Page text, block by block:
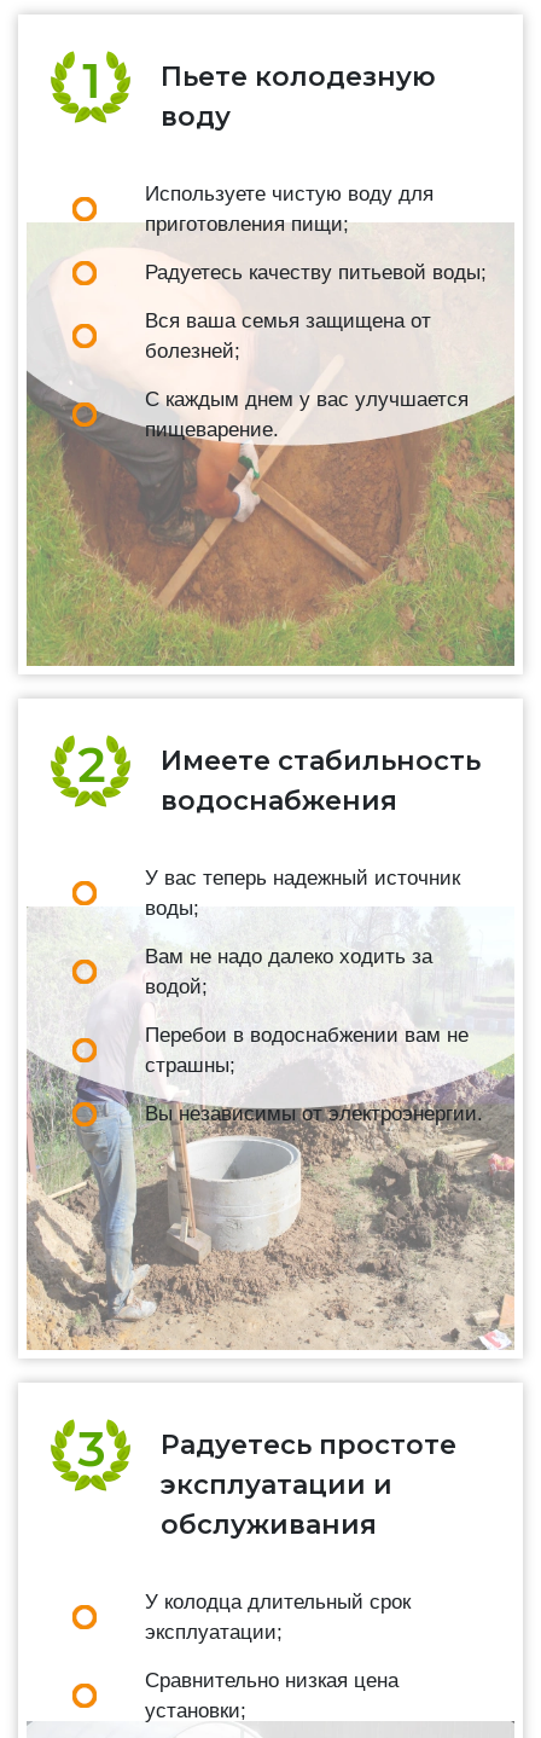
Пьете колодезную
воду
Используете чистую воду для
приготовления пищи;
Радуетесь качеству питьевой воды;
Вся ваша семья защищена от
болезней;
С каждым днем у вас улучшается
пищеварение.
Имеете стабильность
водоснабжения
У вас теперь надежный источник
воды;
Вам не надо далеко ходить за
водой;
Перебои в водоснабжении вам не
страшны;
Вы независимы от электроэнергии.
Радуетесь простоте
эксплуатации и
обслуживания
У колодца длительный срок
эксплуатации;
Сравнительно низкая цена
установки;